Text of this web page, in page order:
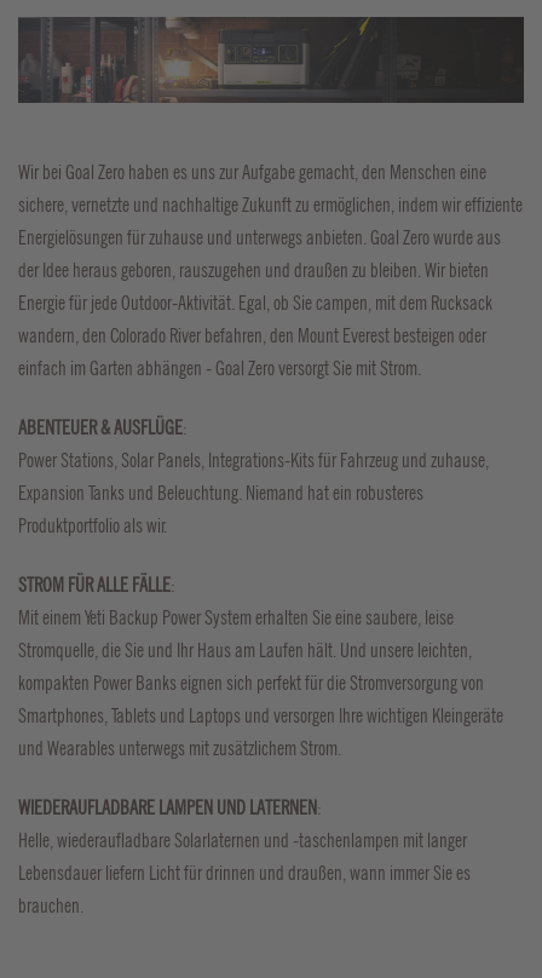
Wir bei Goal Zero haben es uns zur Aufgabe gemacht, den Menschen eine
sichere, vernetzte und nachhaltige Zukunft zu ermöglichen, indem wir effiziente
Energielösungen für zuhause und unterwegs anbieten. Goal Zero wurde aus
der Idee heraus geboren, rauszugehen und draußen zu bleiben. Wir bieten
Energie für jede Outdoor-Aktivität. Egal, ob Sie campen, mit dem Rucksack
wandern, den Colorado River befahren, den Mount Everest besteigen oder
einfach im Garten abhängen - Goal Zero versorgt Sie mit Strom.
ABENTEUER & AUSFLÜGE:
Power Stations, Solar Panels, Integrations-Kits für Fahrzeug und zuhause,
Expansion Tanks und Beleuchtung. Niemand hat ein robusteres
Produktportfolio als wir.
STROM FÜR ALLE FÄLLE:
Mit einem Yeti Backup Power System erhalten Sie eine saubere, leise
Stromquelle, die Sie und Ihr Haus am Laufen hält. Und unsere leichten,
kompakten Power Banks eignen sich perfekt für die Stromversorgung von
Smartphones, Tablets und Laptops und versorgen Ihre wichtigen Kleingeräte
und Wearables unterwegs mit zusätzlichem Strom.
WIEDERAUFLADBARE LAMPEN UND LATERNEN:
Helle, wiederaufladbare Solarlaternen und -taschenlampen mit langer
Lebensdauer liefern Licht für drinnen und draußen, wann immer Sie es
brauchen.